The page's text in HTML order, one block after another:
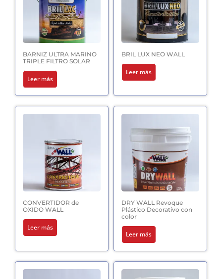
BARNIZ ULTRA MARINO
TRIPLE FILTRO SOLAR
Leer más
BRIL LUX NEO WALL
Leer más
CONVERTIDOR de
OXIDO WALL
Leer más
DRY WALL Revoque
Plástico Decorativo con
color
Leer más